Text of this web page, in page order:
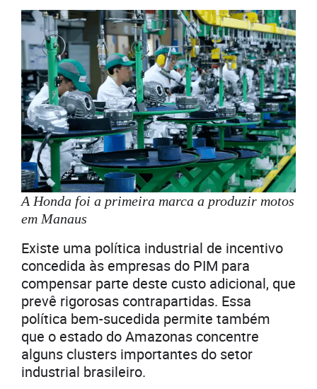
A Honda foi a primeira marca a produzir motos
em Manaus
Existe uma política industrial de incentivo
concedida às empresas do PIM para
compensar parte deste custo adicional, que
prevê rigorosas contrapartidas. Essa
política bem-sucedida permite também
que o estado do Amazonas concentre
alguns clusters importantes do setor
industrial brasileiro.